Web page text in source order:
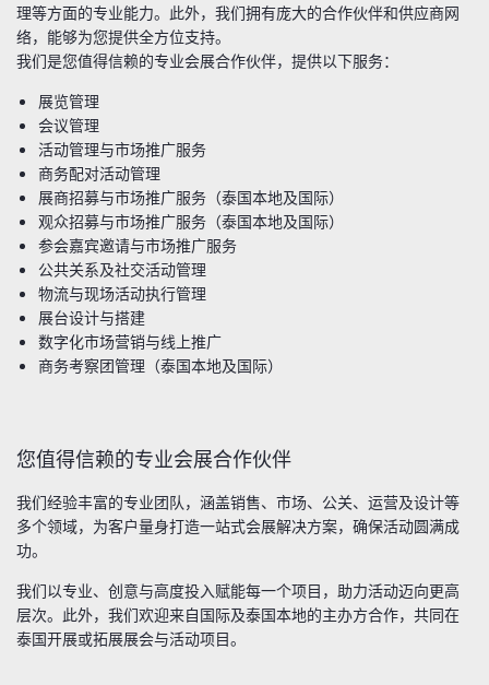
理等方面的专业能力。此外，我们拥有庞大的合作伙伴和供应商网
络，能够为您提供全方位支持。
我们是您值得信赖的专业会展合作伙伴，提供以下服务：
展览管理
会议管理
活动管理与市场推广服务
商务配对活动管理
展商招募与市场推广服务（泰国本地及国际）
观众招募与市场推广服务（泰国本地及国际）
参会嘉宾邀请与市场推广服务
公共关系及社交活动管理
物流与现场活动执行管理
展台设计与搭建
数字化市场营销与线上推广
商务考察团管理（泰国本地及国际）
您值得信赖的专业会展合作伙伴
我们经验丰富的专业团队，涵盖销售、市场、公关、运营及设计等
多个领域，为客户量身打造一站式会展解决方案，确保活动圆满成
功。
我们以专业、创意与高度投入赋能每一个项目，助力活动迈向更高
层次。此外，我们欢迎来自国际及泰国本地的主办方合作，共同在
泰国开展或拓展展会与活动项目。